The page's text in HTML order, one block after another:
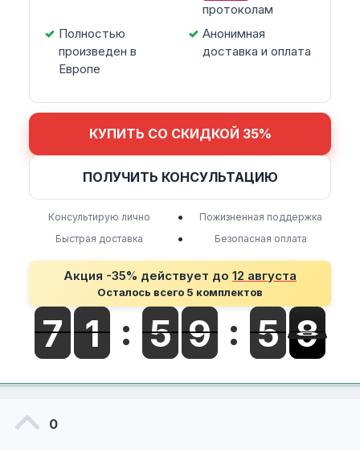
протоколам
Полностью
произведен в
Европе
Анонимная
доставка и оплата
КУПИТЬ СО СКИДКОЙ 35%
ПОЛУЧИТЬ КОНСУЛЬТАЦИЮ
Консультирую лично •
Пожизненная поддержка
Быстрая доставка
• Безопасная оплата
Акция -35% действует до 12 августа
Осталось всего 5 комплектов
0